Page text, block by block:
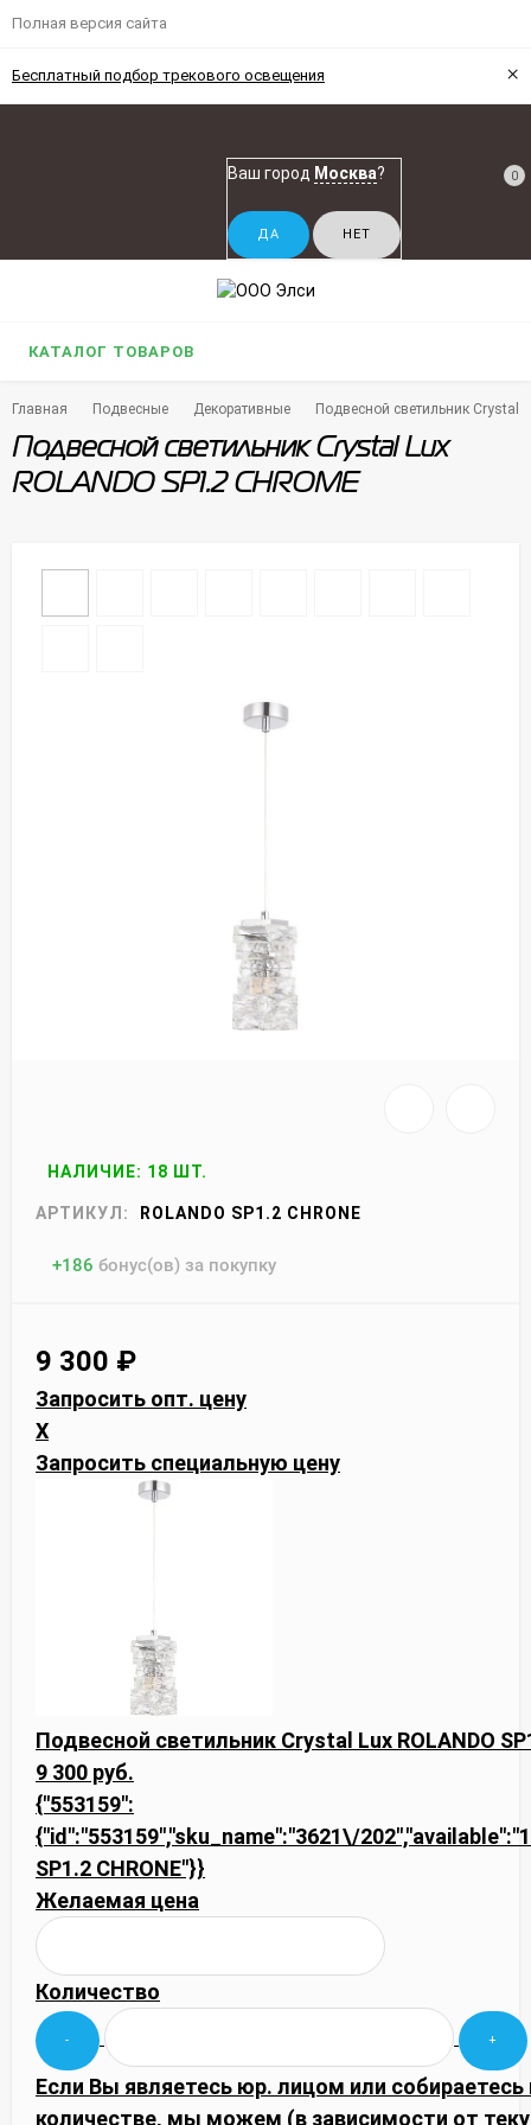
Полная версия сайта
Бесплатный подбор трекового освещения ×
Ваш город Москва? 0
КАТАЛОГ ТОВАРОВ
Главная Подвесные Декоративные Подвесной светильник Crystal
Подвесной светильник Crystal Lux
ROLANDO SP1.2 CHROME
НАЛИЧИЕ: 18 ШТ.
АРТИКУЛ: ROLANDO SP1.2 CHRONE
+186 бонус(ов) за покупку
9 300 ₽
Запросить опт. цену
X
Запросить специальную цену
Подвесной светильник Crystal Lux ROLANDO
9 300 руб.
{"553159":
{"id":"553159","sku_name":"3621\/
SP1.2 CHRONE"}}
Желаемая цена
Количество
Если Вы являетесь юр. лицом или
количестве, мы можем (в зависимости от